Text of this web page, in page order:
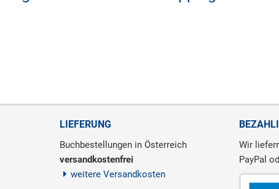
LIEFERUNG
Buchbestellungen in Österreich
versandkostenfrei
weitere Versandkosten
Wir
PayPal